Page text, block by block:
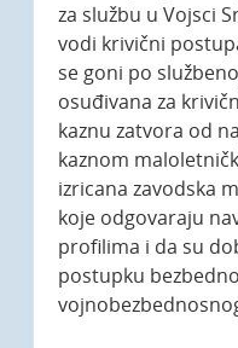
za službu u Vojsci
vodi krivični
se goni po
osuđivana za
kaznu zatvora od
kaznom
izricana zavodska
koje odgovaraju
profilima i da su
postupku